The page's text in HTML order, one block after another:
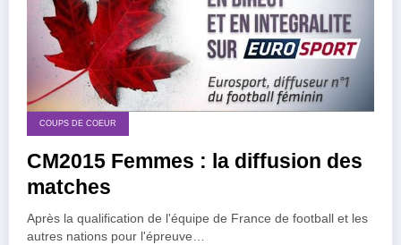
COUPS DE COEUR
CM2015 Femmes : la diffusion des
matches
Après la qualification de l'équipe de France de football et les
autres nations pour l'épreuve…